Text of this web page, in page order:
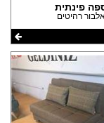
פינתית
אלבור רהיטים